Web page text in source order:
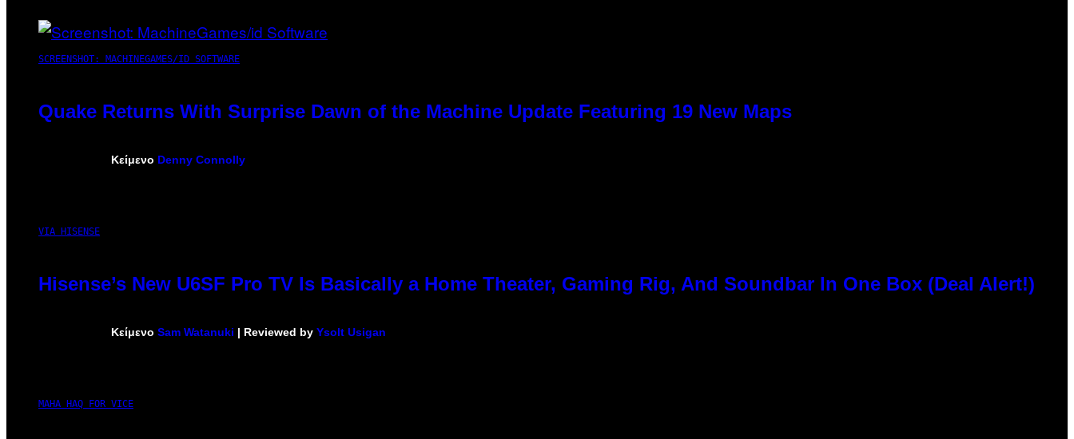
SCREENSHOT: MACHINEGAMES/ID SOFTWARE
Quake Returns With Surprise Dawn of the Machine Update Featuring 19 New Maps
Κείμενο Denny Connolly
VIA HISENSE
Hisense’s New U6SF Pro TV Is Basically a Home Theater, Gaming Rig, And Soundbar In One Box (Deal Alert!)
Κείμενο Sam Watanuki | Reviewed by Ysolt Usigan
MAHA HAQ FOR VICE